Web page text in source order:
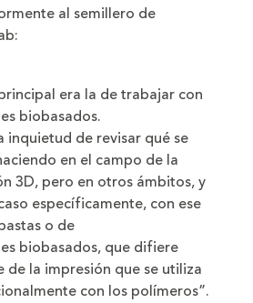
al semillero de
era la de trabajar con
biobasados.
inquietud de revisar qué se
en el campo de la
3D, pero en otros ámbitos, y
específicamente, con ese
o de
biobasados, que difiere
de la impresión que se utiliza
con los polímeros”.